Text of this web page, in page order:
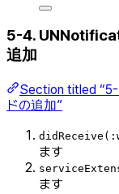
5-4.
追加
Section titled
ドの追加”
ます
ます